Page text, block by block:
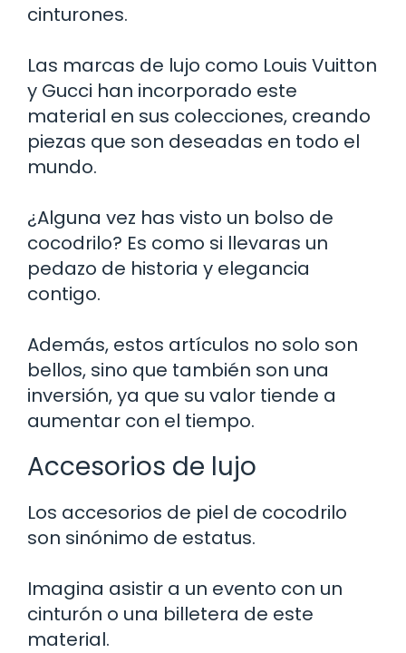
cinturones.
Las marcas de lujo como Louis Vuitton
y Gucci han incorporado este
material en sus colecciones, creando
piezas que son deseadas en todo el
mundo.
¿Alguna vez has visto un bolso de
cocodrilo? Es como si llevaras un
pedazo de historia y elegancia
contigo.
Además, estos artículos no solo son
bellos, sino que también son una
inversión, ya que su valor tiende a
aumentar con el tiempo.
Accesorios de lujo
Los accesorios de piel de cocodrilo
son sinónimo de estatus.
Imagina asistir a un evento con un
cinturón o una billetera de este
material.